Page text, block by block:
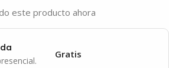
este producto ahora
Gratis